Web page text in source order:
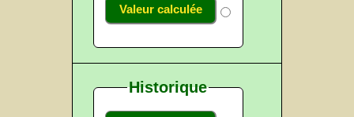
Valeur calculée
Historique